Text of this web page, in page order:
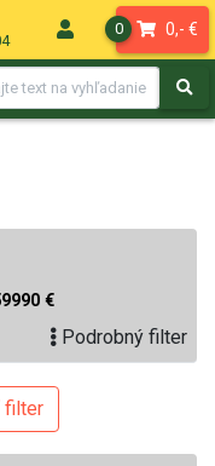
0 0,- €
€
Podrobný filter
filter